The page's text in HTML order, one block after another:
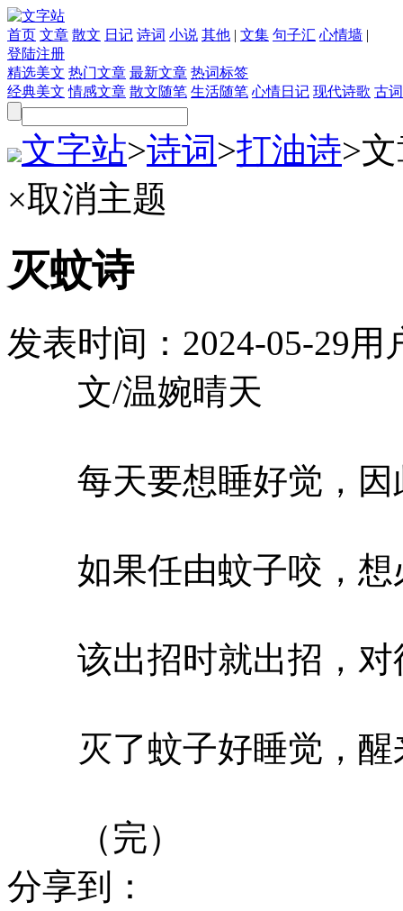
首页 文章 散文 日记 诗词 小说 其他 | 文集 句子汇 心情墙 |
登陆注册
精选美文 热门文章 最新文章 热词标签
经典美文 情感文章 散文随笔 生活随笔 心情日记 现代诗歌 古
文字站>诗词>打油诗>
×取消主题
灭蚊诗
发表时间： 2024-05-29用
文/温婉晴天
每天要想睡好觉，因
如果任由蚊子咬，想
该出招时就出招，对
灭了蚊子好睡觉，醒
（完）
分享到：